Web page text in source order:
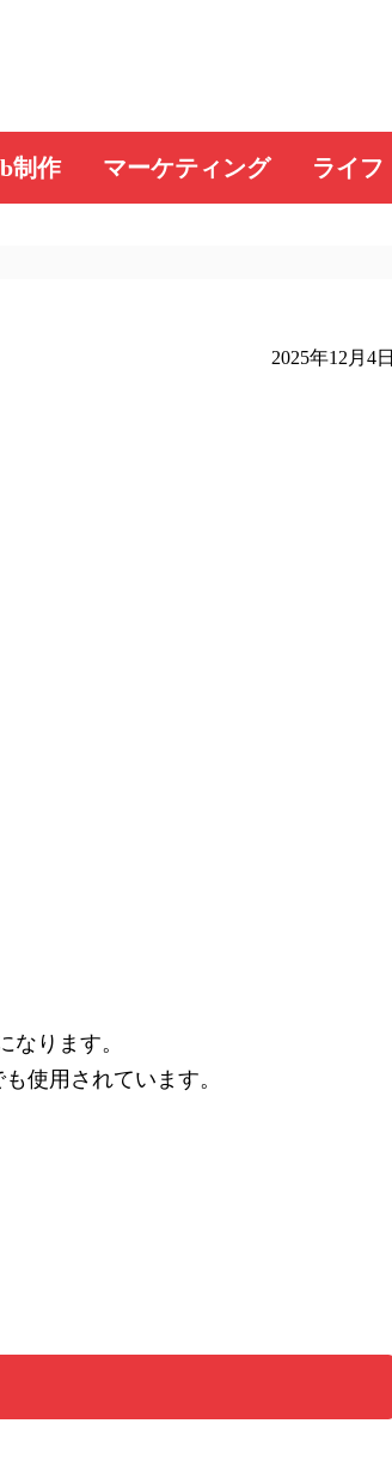
制作 マーケティング ライフ
2025年12月4日
ります。
使用されています。